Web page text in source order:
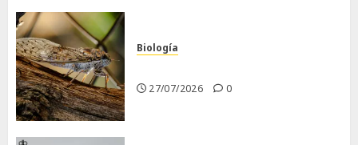
Biología
27/07/2026 0